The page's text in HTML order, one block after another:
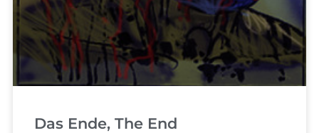
Das Ende, The End